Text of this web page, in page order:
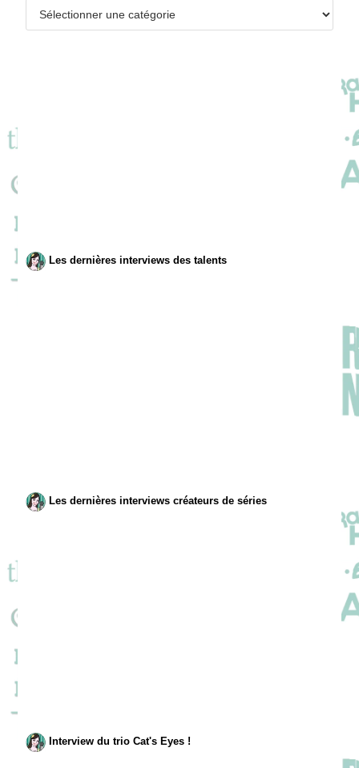
Les dernières interviews des talents
Les dernières interviews créateurs de séries
Interview du trio Cat's Eyes !